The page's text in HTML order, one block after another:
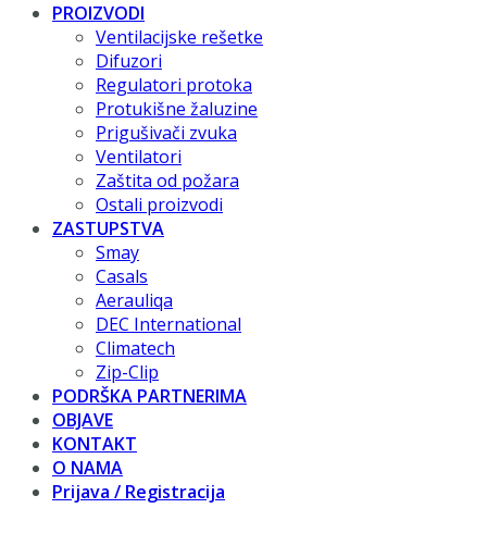
PROIZVODI
Ventilacijske rešetke
Difuzori
Regulatori protoka
Protukišne žaluzine
Prigušivači zvuka
Ventilatori
Zaštita od požara
Ostali proizvodi
ZASTUPSTVA
Smay
Casals
Aerauliqa
DEC International
Climatech
Zip-Clip
PODRŠKA PARTNERIMA
OBJAVE
KONTAKT
O NAMA
Prijava / Registracija